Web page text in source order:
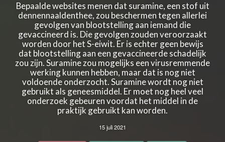
Bepaalde websites menen dat suramine, een stof uit
dennennaaldenthee, zou beschermen tegen allerlei
gevolgen van blootstelling aan iemand die
gevaccineerd is. Die gevolgen zouden veroorzaakt
worden door het S-eiwit. Er is echter geen bewijs
dat blootstelling aan een gevaccineerde schadelijk
zou zijn. Suramine zou mogelijks een virusremmende
werking kunnen hebben, maar dat is nog niet
voldoende onderzocht. Suramine wordt nog niet
gebruikt als geneesmiddel. Er moet nog heel veel
onderzoek gebeuren voordat het middel in de
praktijk gebruikt kan worden.
15 juli 2021